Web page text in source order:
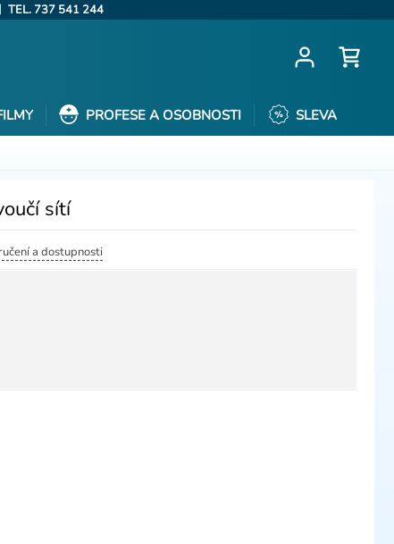
| TEL. 737 541 244
PROFESE A OSOBNOSTI SLEVA
sítí
a dostupnosti